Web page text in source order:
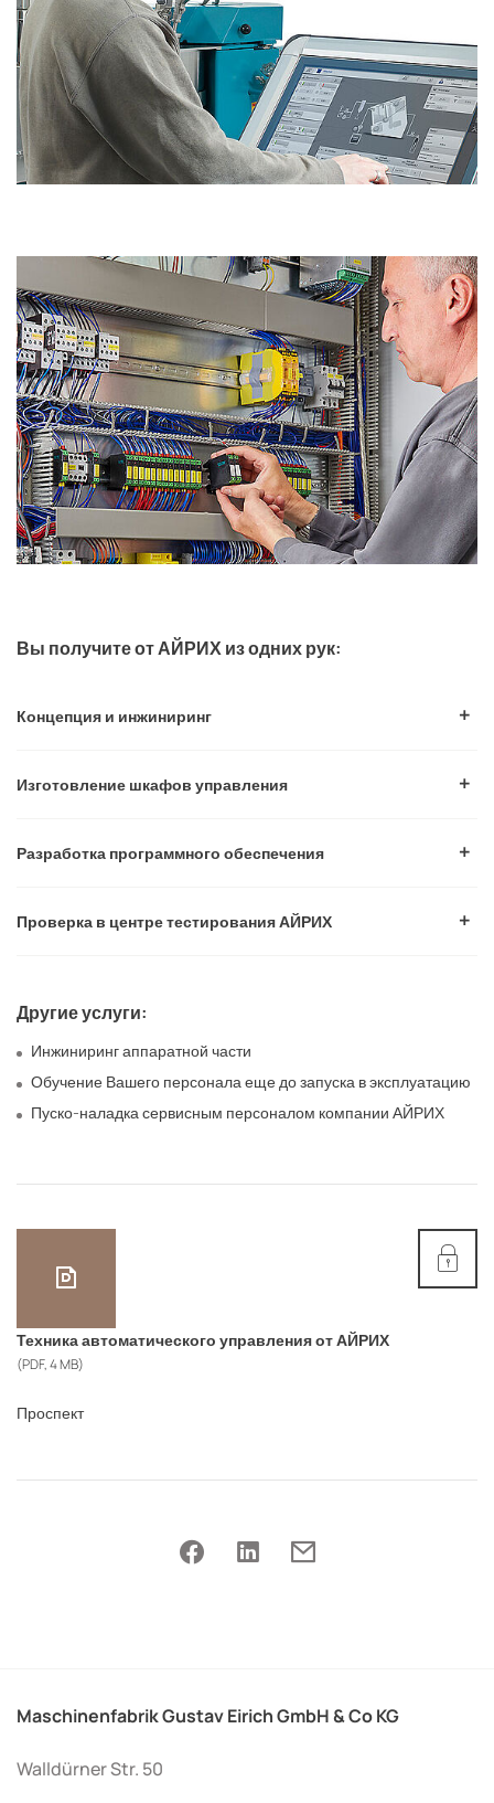
Вы получите от АЙРИХ из одних рук:
Концепция и инжиниринг
Изготовление шкафов управления
Разработка программного обеспечения
Проверка в центре тестирования АЙРИХ
Другие услуги:
Инжиниринг аппаратной части
Обучение Вашего персонала еще до запуска в эксплуатацию
Пуско-наладка сервисным персоналом компании АЙРИХ
Техника автоматического управления от АЙРИХ
(PDF, 4 MB)
Проспект
Maschinenfabrik Gustav Eirich GmbH & Co KG
Walldürner Str. 50